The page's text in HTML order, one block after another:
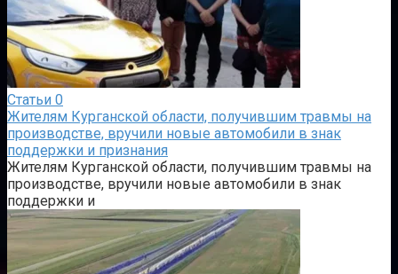
Статьи 0
Жителям Курганской области, получившим травмы на
производстве, вручили новые автомобили в знак
поддержки и признания
Жителям Курганской области, получившим травмы на
производстве, вручили новые автомобили в знак
поддержки и